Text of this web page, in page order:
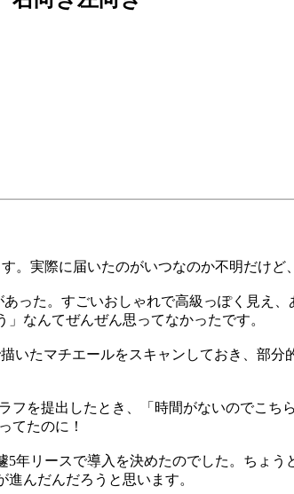
。実際に届いたのがいつなのか不明だけど
った。すごいおしゃれで高級っぽく見え
なんてぜんぜん思ってなかったです。
いたマチエールをスキャンしておき、部
を提出したとき、「時間がないのでこ
てたのに！
リースで導入を決めたのでした。ちょう
んだんだろうと思います。